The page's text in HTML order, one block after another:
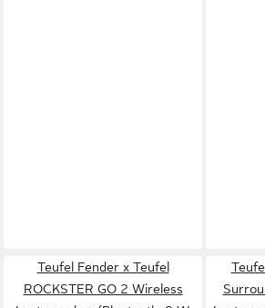
Teufel Fender x Teufel
ROCKSTER GO 2 Wireless